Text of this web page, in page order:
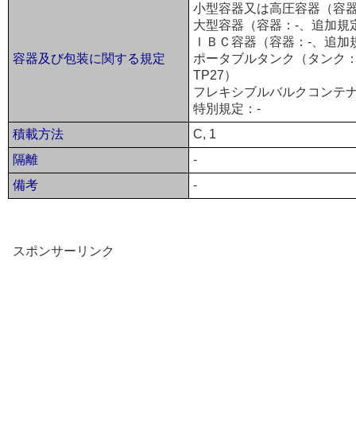
容器及び包装に関する規定
小型容器又は高圧容器（容
大型容器（容器：-、追加規
ＩＢＣ容器（容器：-、追加
ポータブルタンク（タンク
TP27）
フレキシブルバルクコンテ
特別規定：-
積載方法
C, 1
隔離
-
備考
-
スポンサーリンク